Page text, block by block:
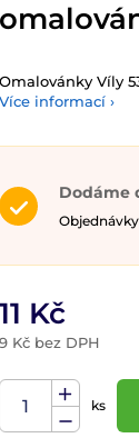
Omalovánky Víly
Více informací ›
Dodáme
11 Kč
9 Kč bez DPH
ks